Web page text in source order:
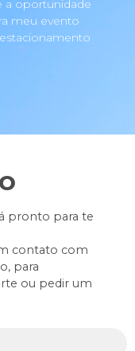
a oportunidade
meu evento
pronto para te
contato com
para
ou pedir um